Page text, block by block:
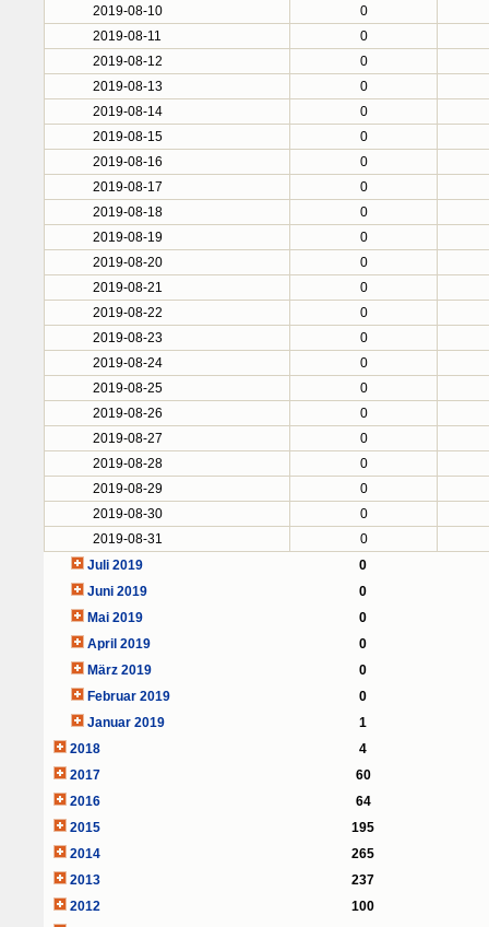
2019-08-10
0
2019-08-11
0
2019-08-12
0
2019-08-13
0
2019-08-14
0
2019-08-15
0
2019-08-16
0
2019-08-17
0
2019-08-18
0
2019-08-19
0
2019-08-20
0
2019-08-21
0
2019-08-22
0
2019-08-23
0
2019-08-24
0
2019-08-25
0
2019-08-26
0
2019-08-27
0
2019-08-28
0
2019-08-29
0
2019-08-30
0
2019-08-31
0
Juli 2019
0
Juni 2019
0
Mai 2019
0
April 2019
0
März 2019
0
Februar 2019
0
Januar 2019
1
2018
4
2017
60
2016
64
2015
195
2014
265
2013
237
2012
100